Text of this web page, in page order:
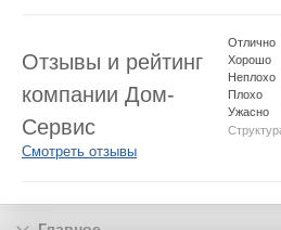
Отлично
Хорошо
Неплохо
Плохо
Ужасно
Отзывы и рейтинг
компании Дом-
Сервис
Смотреть отзывы